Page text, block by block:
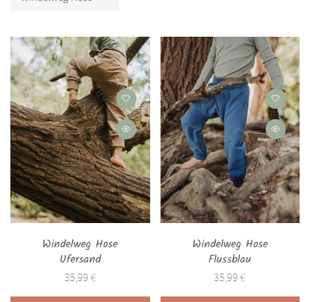
Windelweg Hose
Ufersand
35,99 €
Windelweg Hose
Flussblau
35,99€